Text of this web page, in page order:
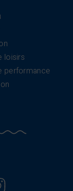
loisirs
performance